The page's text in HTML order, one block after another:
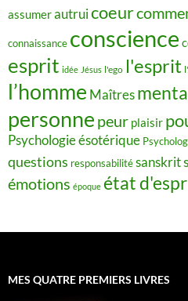
assumerautruicoeur
connaissance conscience
esprit idée Jésus l'ego l'esprit
l’homme Maîtres
personne peur plaisir
Psychologie ésotérique
questions responsabilitésanskrit
émotions époque état
MES QUATRE PREMIERS LIVRES